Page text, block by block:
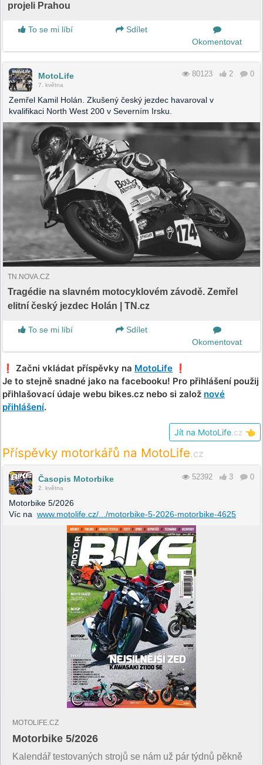
projeli Prahou
To se mi líbí
Sdílet
Okomentovat
MotoLife
7. května
80123 2 0
Zemřel Kamil Holán. Zkušený český jezdec havaroval v
kvalifikaci North West 200 v Severním Irsku.
TN.NOVA.CZ
Tragédie na slavném motocyklovém závodě. Zemřel
elitní český jezdec Holán | TN.cz
To se mi líbí
Sdílet
Okomentovat
❗️ Začni vkládat příspěvky na MotoLife ❗️
Je to stejně snadné jako na facebooku! Pro přihlášení použij
přihlašovací údaje webu bikes.cz nebo si založ nové
přihlášení.
Jít na MotoLife.cz 👈
Příspěvky motorkářů na MotoLife.cz
Časopis Motorbike
2. května
52392 3 0
Motorbike 5/2026
Víc na www.motolife.cz/.../motorbike-5-2026-motorbike-4625
MOTOLIFE.CZ
Motorbike 5/2026
Kalendář testovaných strojů se nám už pár týdnů pěkně